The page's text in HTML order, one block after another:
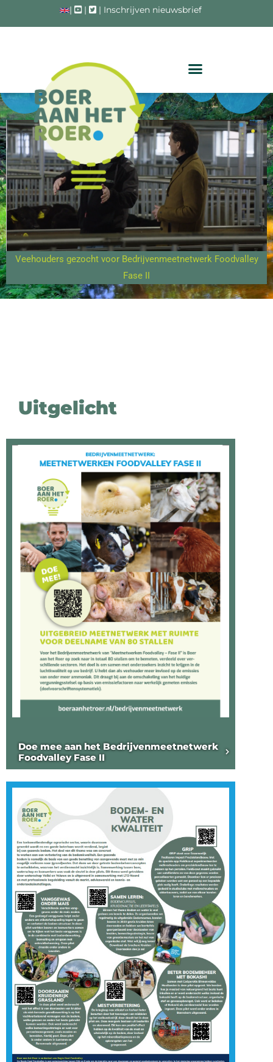
| | | Inschrijven nieuwsbrief
TOEKOMSTBESTENDIGE LANDBOUW IN
DE FOODVALLEY REGIO
Veehouders gezocht voor Bedrijvenmeetnetwerk Foodvalley
Fase II
Uitgelicht
Doe mee aan het Bedrijvenmeetnetwerk
Foodvalley Fase II